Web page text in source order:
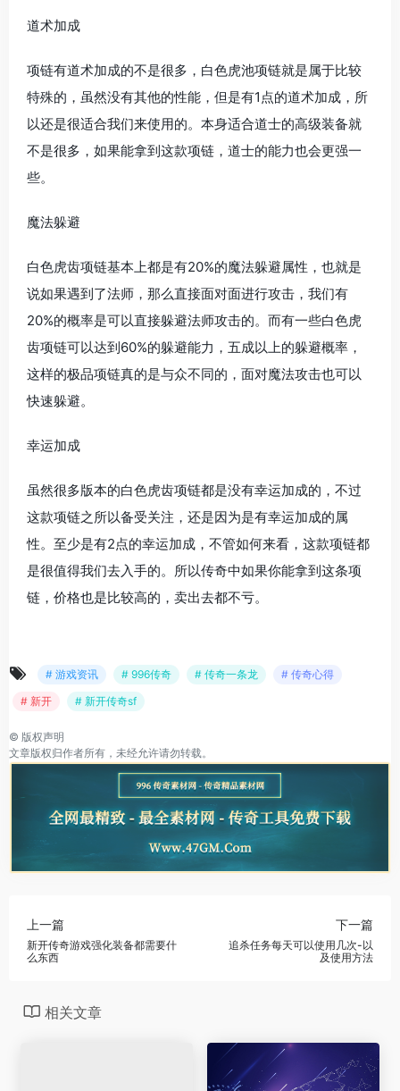
道术加成
项链有道术加成的不是很多，白色虎池项链就是属于比较
特殊的，虽然没有其他的性能，但是有1点的道术加成，所
以还是很适合我们来使用的。本身适合道士的高级装备就
不是很多，如果能拿到这款项链，道士的能力也会更强一
些。
魔法躲避
白色虎齿项链基本上都是有20%的魔法躲避属性，也就是
说如果遇到了法师，那么直接面对面进行攻击，我们有
20%的概率是可以直接躲避法师攻击的。而有一些白色虎
齿项链可以达到60%的躲避能力，五成以上的躲避概率，
这样的极品项链真的是与众不同的，面对魔法攻击也可以
快速躲避。
幸运加成
虽然很多版本的白色虎齿项链都是没有幸运加成的，不过
这款项链之所以备受关注，还是因为是有幸运加成的属
性。至少是有2点的幸运加成，不管如何来看，这款项链都
是很值得我们去入手的。所以传奇中如果你能拿到这条项
链，价格也是比较高的，卖出去都不亏。
# 游戏资讯 # 996传奇 # 传奇一条龙
# 传奇心得
# 新开
# 新开传奇sf
© 版权声明
文章版权归作者所有，未经允许请勿转载。
上一篇
新开传奇游戏强化装备都需要什
么东西
下一篇
追杀任务每天可以使用几次-以
及使用方法
相关文章